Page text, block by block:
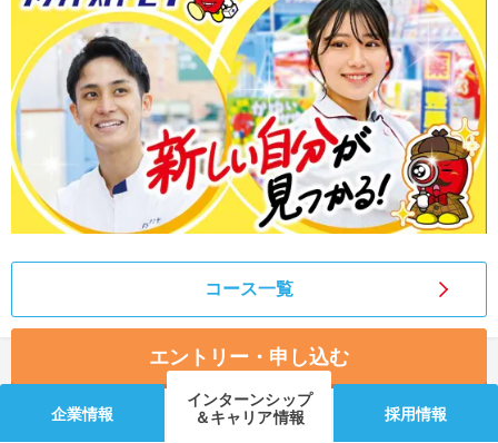
あなたに合う仕事を診断！ 動画で対策講座をチェック
就活ニュースペーパー
就活時事ニュースを更新
よくある質問
不明点があればこちら
コース一覧
エントリー・申し込む
企業情報
インターンシップ
＆キャリア情報
採用情報